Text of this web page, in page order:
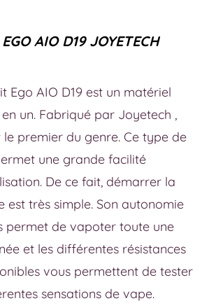
AIO D19 JOYETECH
Ego AIO D19 est un matériel
un. Fabriqué par Joyetech ,
le premier du genre. Ce type de
une grande facilité
De ce fait, démarrer la
est très simple. Son autonomie
permet de vapoter toute une
et les différentes résistances
vous permettent de tester
sensations de vape.